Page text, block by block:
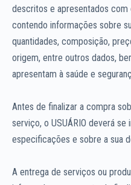
descritos e apresentados com
contendo informações sobre
quantidades, composição,
origem, entre outros dados,
apresentam à saúde e
Antes de finalizar a compra
serviço, o USUÁRIO deverá se
especificações e sobre a sua
A entrega de serviços ou